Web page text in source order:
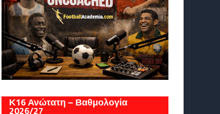
Κ16 Ανώτατη – Βαθμολογία
2026/27